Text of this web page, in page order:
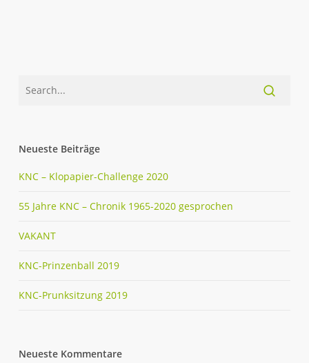
Neueste Beiträge
KNC – Klopapier-Challenge 2020
55 Jahre KNC – Chronik 1965-2020 gesprochen
VAKANT
KNC-Prinzenball 2019
KNC-Prunksitzung 2019
Neueste Kommentare